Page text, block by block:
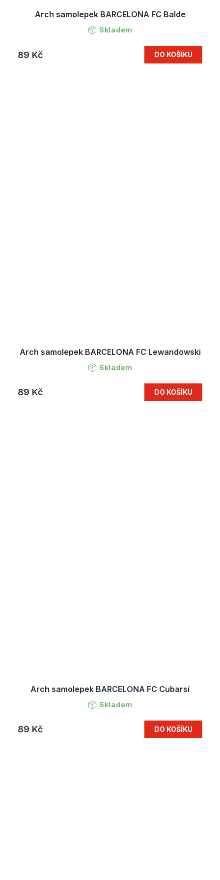
Arch samolepek BARCELONA FC Balde
Skladem
89 Kč DO KOŠÍKU
Arch samolepek BARCELONA FC Lewandowski
Skladem
89 Kč DO KOŠÍKU
Arch samolepek BARCELONA FC Cubarsí
Skladem
89 Kč DO KOŠÍKU